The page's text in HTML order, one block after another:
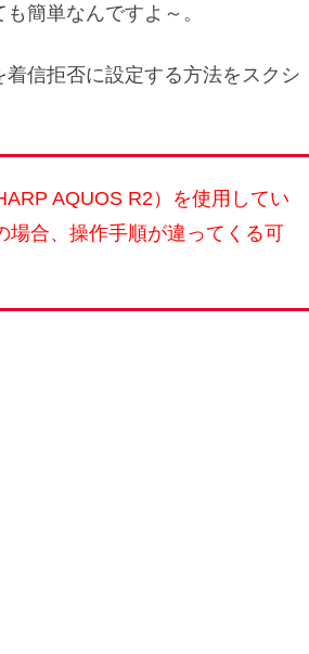
簡単なんですよ～。
信拒否に設定する方法をスクシ
AQUOS R2）を使用してい
場合、操作手順が違ってくる可